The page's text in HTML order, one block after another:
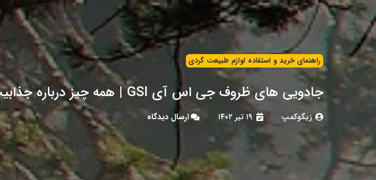
راهنمای خرید و استفاده لوازم طبیعت ‌گردی
جادویی های ظروف جی اس آی GSI | همه چیز درباره جذابیت و کاربرد آنها
زیگوکمپ ۱۹ تیر ۱۴۰۲ ارسال دیدگاه